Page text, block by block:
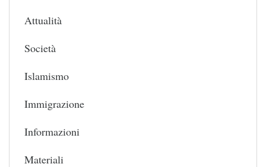
Attualità
Società
Islamismo
Immigrazione
Informazioni
Materiali